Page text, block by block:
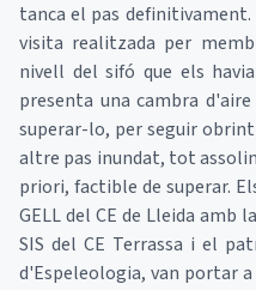
tanca el pas definitivament.
visita realitzada per
nivell del sifó que els
presenta una cambra
superar-lo, per seguir
altre pas inundat, tot
priori, factible de superar.
GELL del CE de Lleida amb
SIS del CE Terrassa i el
d'Espeleologia, van portar